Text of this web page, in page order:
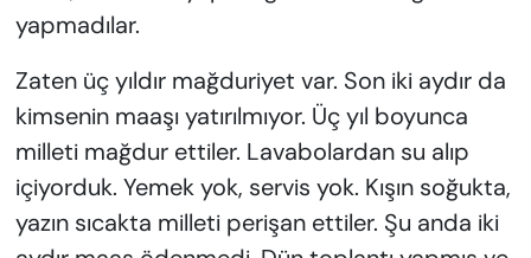
yapmadılar.
Zaten üç yıldır mağduriyet var. Son iki aydır da
kimsenin maaşı yatırılmıyor. Üç yıl boyunca
milleti mağdur ettiler. Lavabolardan su alıp
içiyorduk. Yemek yok, servis yok. Kışın soğukta,
yazın sıcakta milleti perişan ettiler. Şu anda iki